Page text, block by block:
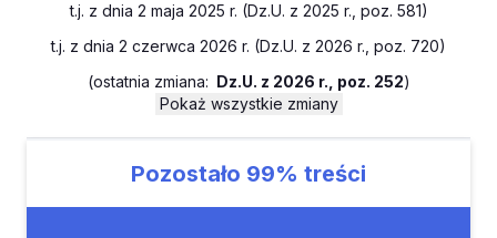
t.j. z dnia 2 maja 2025 r. (Dz.U. z 2025 r., poz. 581)
t.j. z dnia 2 czerwca 2026 r. (Dz.U. z 2026 r., poz. 720)
(ostatnia zmiana: Dz.U. z 2026 r., poz. 252)
Pokaż wszystkie zmiany
Pozostało 99% treści